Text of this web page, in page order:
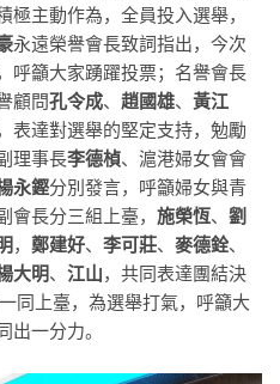
主動作為，全員投入選舉，
永遠榮譽會長致詞指出，今次
呼籲大家踴躍投票；名譽會長
顧問孔令成、 趙國雄、 黃江
表達對選舉的堅定支持，勉勵
理事長李德楨、滬港婦女會會
永鏗分別發言，呼籲婦女與青
長分三組上臺， 施榮恆、 劉
， 鄭建好、 李可莊、 麥德銓、
大明、 江山，共同表達團結決
同上臺，為選舉打氣，呼籲大
出一分力。